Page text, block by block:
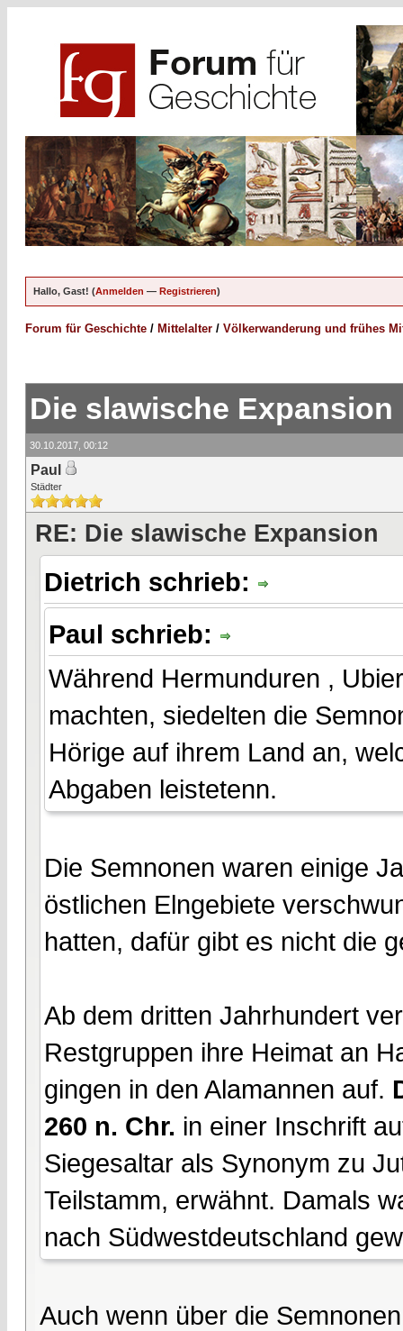
Hallo, Gast! (Anmelden — Registrieren)
Forum für Geschichte / Mittelalter / Völkerwanderung und frühes
Die slawische Expansion
30.10.2017, 00:12
Paul
Städter
RE: Die slawische Expansion
Dietrich schrieb:
Paul schrieb:
Während Hermunduren ,
machten, siedelten die
Hörige auf ihrem Land an,
Abgaben leistetenn.
Die Semnonen waren einige
östlichen Elngebiete
hatten, dafür gibt es nicht die
Ab dem dritten Jahrhundert
Restgruppen ihre Heimat an
gingen in den Alamannen auf.
260 n. Chr. in einer Inschrift
Siegesaltar als Synonym zu
Teilstamm, erwähnt. Damals
nach Südwestdeutschland
Auch wenn über die